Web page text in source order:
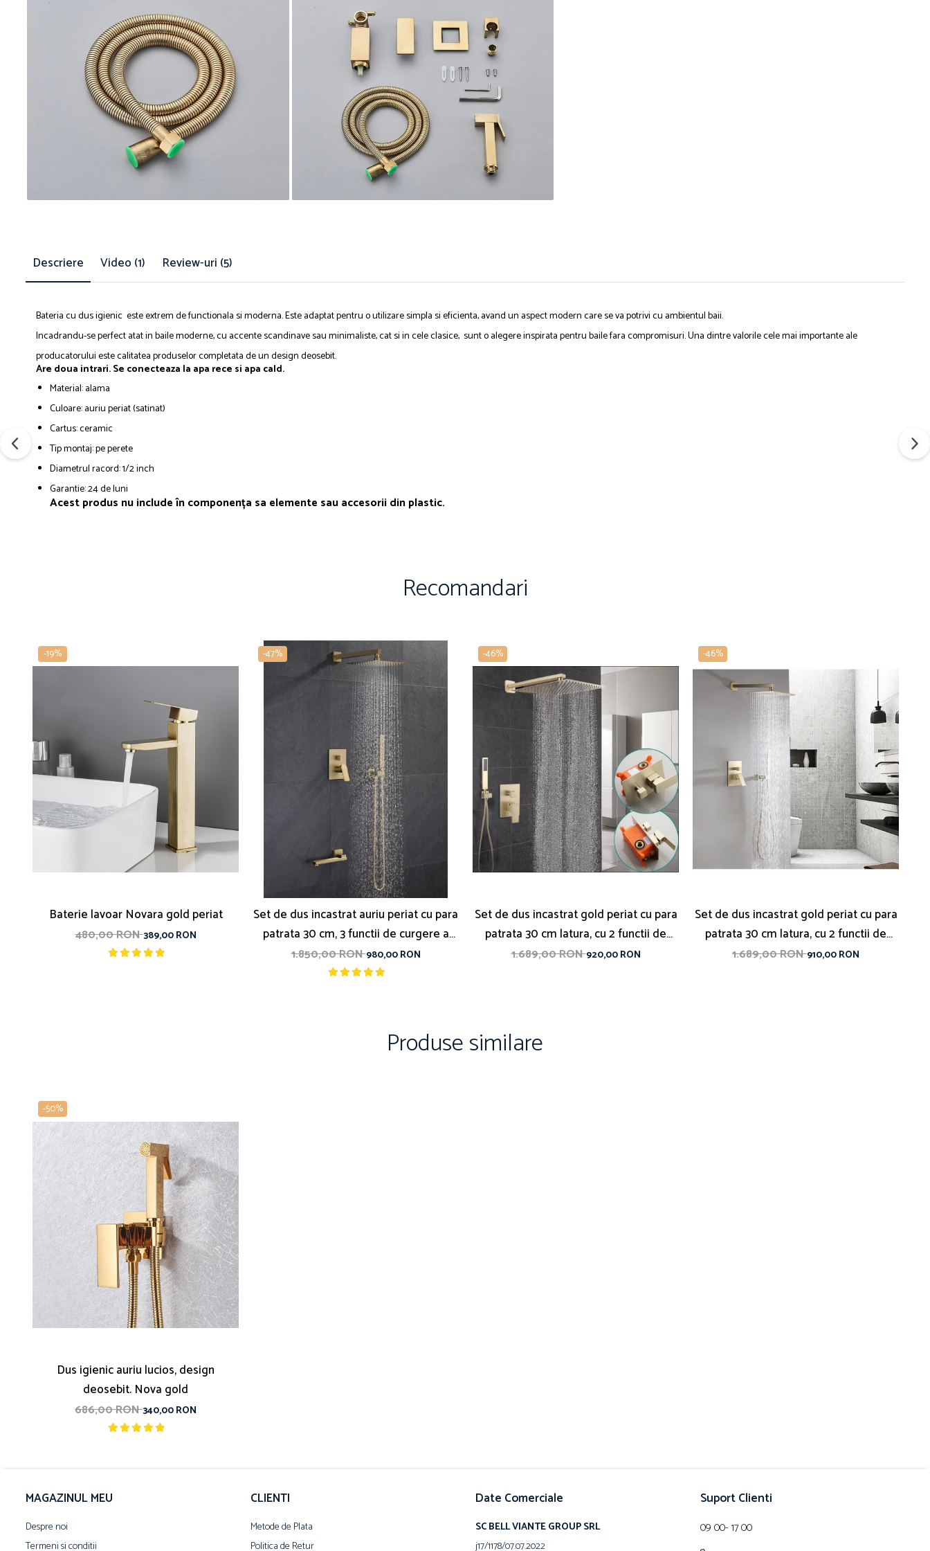
Descriere Video (1) Review-uri (5)
Bateria cu dus igienic este extrem de functionala si moderna. Este adaptat pentru o utilizare simpla si eficienta, avand un aspect modern care se va potrivi cu ambientul baii.
Incadrandu-se perfect atat in baile moderne, cu accente scandinave sau minimaliste, cat si in cele clasice, sunt o alegere inspirata pentru baile fara compromisuri. Una dintre valorile cele mai importante ale
producatorului este calitatea produselor completata de un design deosebit.
Are doua intrari. Se conecteaza la apa rece si apa cald.
Material: alama
Culoare: auriu periat (satinat)
Cartus: ceramic
Tip montaj: pe perete
Diametrul racord: 1/2 inch
Garantie: 24 de luni
Acest produs nu include în componența sa elemente sau accesorii din plastic.
Recomandari
-19%
Baterie lavoar Novara gold periat
480,00 RON389,00 RON
-47%
Set de dus incastrat auriu periat cu para
patrata 30 cm, 3 functii de curgere a
apei
1.850,00 RON980,00 RON
-46%
Set de dus incastrat gold periat cu para
patrata 30 cm latura, cu 2 functii de
curgere, Nova gold
1.689,00 RON920,00 RON
-46%
Set de dus incastrat gold periat cu para
patrata 30 cm latura, cu 2 functii de
curgere, Nova gold
1.689,00 RON910,00 RON
Produse similare
-50%
Dus igienic auriu lucios, design
deosebit. Nova gold
686,00 RON340,00 RON
MAGAZINUL MEU
Despre noi
Termeni si conditii
CLIENTI
Metode de Plata
Politica de Retur
Date Comerciale
SC BELL VIANTE GROUP SRL
j17/1178/07.07.2022
Suport Clienti
09 00- 17 00